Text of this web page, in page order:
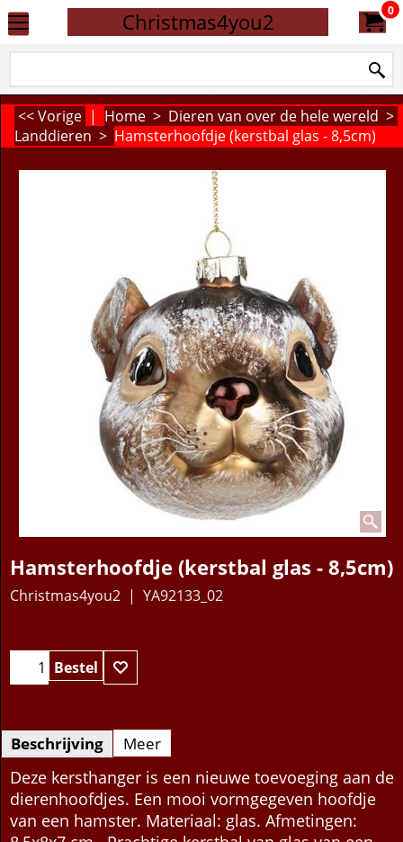
Christmas4you2 0
<< Vorige | Home > Dieren van over de hele wereld >
Landdieren > Hamsterhoofdje (kerstbal glas - 8,5cm)
Hamsterhoofdje (kerstbal glas - 8,5cm)
Christmas4you2 YA92133_02
Bestel
Beschrijving Meer
Deze kersthanger is een nieuwe toevoeging aan de
dierenhoofdjes. Een mooi vormgegeven hoofdje
van een hamster. Materiaal: glas. Afmetingen: